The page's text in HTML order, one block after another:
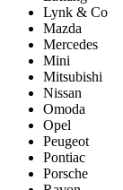
Lynk & Co
Mazda
Mercedes
Mini
Mitsubishi
Nissan
Omoda
Opel
Peugeot
Pontiac
Porsсhe